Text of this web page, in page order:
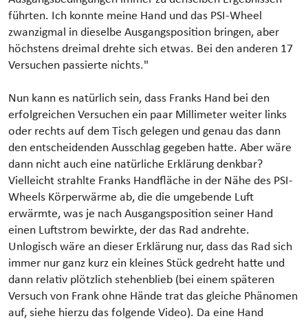
führten. Ich konnte meine Hand und das PSI-Wheel
zwanzigmal in dieselbe Ausgangsposition bringen, aber
höchstens dreimal drehte sich etwas. Bei den anderen 17
Versuchen passierte nichts."
Nun kann es natürlich sein, dass Franks Hand bei den
erfolgreichen Versuchen ein paar Millimeter weiter links
oder rechts auf dem Tisch gelegen und genau das dann
den entscheidenden Ausschlag gegeben hatte. Aber wäre
dann nicht auch eine natürliche Erklärung denkbar?
Vielleicht strahlte Franks Handfläche in der Nähe des PSI-
Wheels Körperwärme ab, die die umgebende Luft
erwärmte, was je nach Ausgangsposition seiner Hand
einen Luftstrom bewirkte, der das Rad andrehte.
Unlogisch wäre an dieser Erklärung nur, dass das Rad sich
immer nur ganz kurz ein kleines Stück gedreht hatte und
dann relativ plötzlich stehenblieb (bei einem späteren
Versuch von Frank ohne Hände trat das gleiche Phänomen
auf, siehe hierzu das folgende Video). Da eine Hand